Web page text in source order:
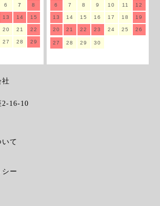
6 7 8
13 14 15
20 21 22
27 28 29
6 7 8 9 10 11 12
13 14 15 16 17 18 19
20 21 22 23 24 25 26
27 28 29 30
2-16-10
て
ー